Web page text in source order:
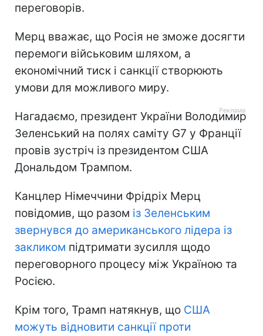
переговорів.
Мерц вважає, що Росія не зможе досягти
перемоги військовим шляхом, а
економічний тиск і санкції створюють
умови для можливого миру.
Нагадаємо, президент України Володимир
Зеленський на полях саміту G7 у Франції
провів зустріч із президентом США
Дональдом Трампом.
Канцлер Німеччини Фрідріх Мерц
повідомив, що разом із Зеленським
звернувся до американського лідера із
закликом підтримати зусилля щодо
переговорного процесу між Україною та
Росією.
Крім того, Трамп натякнув, що США
можуть відновити санкції проти